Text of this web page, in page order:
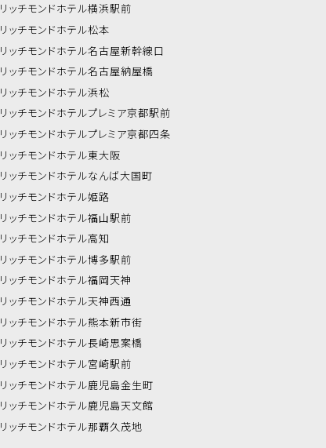
リッチモンドホテル横浜駅前
リッチモンドホテル松本
リッチモンドホテル名古屋新幹線口
リッチモンドホテル名古屋納屋橋
リッチモンドホテル浜松
リッチモンドホテルプレミア京都駅前
リッチモンドホテルプレミア京都四条
リッチモンドホテル東大阪
リッチモンドホテルなんば大国町
リッチモンドホテル姫路
リッチモンドホテル福山駅前
リッチモンドホテル高知
リッチモンドホテル博多駅前
リッチモンドホテル福岡天神
リッチモンドホテル天神西通
リッチモンドホテル熊本新市街
リッチモンドホテル長崎思案橋
リッチモンドホテル宮崎駅前
リッチモンドホテル鹿児島金生町
リッチモンドホテル鹿児島天文館
リッチモンドホテル那覇久茂地